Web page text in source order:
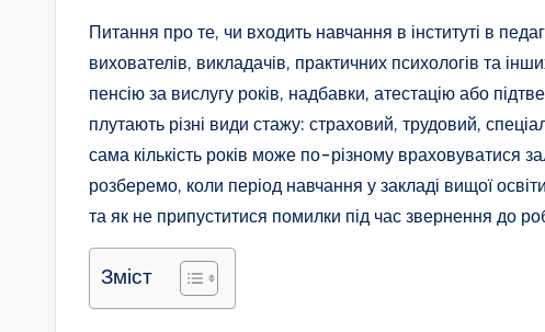
Питання про те, чи входить навчання в інституті в
вихователів, викладачів, практичних психологів та
пенсію за вислугу років, надбавки, атестацію або
плутають різні види стажу: страховий, трудовий,
сама кількість років може по-різному враховуватися
розберемо, коли період навчання у закладі вищої
та як не припуститися помилки під час звернення до
Зміст